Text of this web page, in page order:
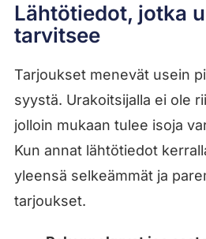
Lähtötiedot, jotka
tarvitsee
Tarjoukset menevät usein
syystä. Urakoitsijalla ei ole
jolloin mukaan tulee isoja
Kun annat lähtötiedot
yleensä selkeämmät ja
tarjoukset.